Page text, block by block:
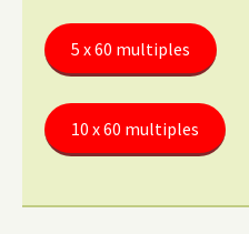
5 x 60 multiples
10 x 60 multiples